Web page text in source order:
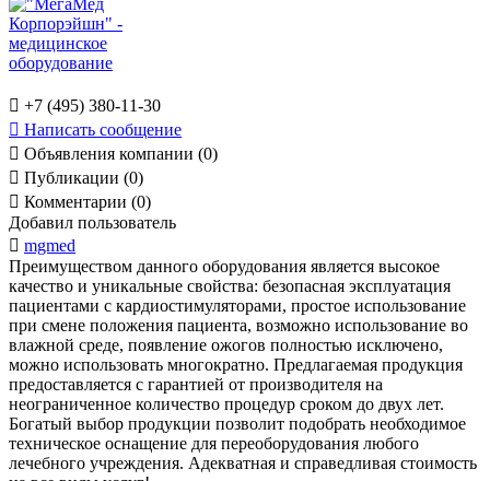
 +7 (495) 380-11-30
 Написать сообщение
 Объявления компании (0)
 Публикации (0)
 Комментарии (0)
Добавил пользователь
 mgmed
Преимуществом данного оборудования является высокое
качество и уникальные свойства: безопасная эксплуатация
пациентами с кардиостимуляторами, простое использование
при смене положения пациента, возможно использование во
влажной среде, появление ожогов полностью исключено,
можно использовать многократно. Предлагаемая продукция
предоставляется с гарантией от производителя на
неограниченное количество процедур сроком до двух лет.
Богатый выбор продукции позволит подобрать необходимое
техническое оснащение для переоборудования любого
лечебного учреждения. Адекватная и справедливая стоимость